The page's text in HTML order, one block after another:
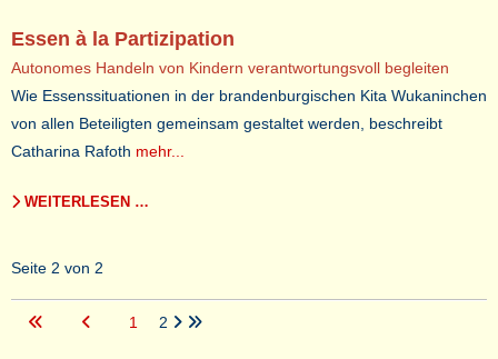
Essen à la Partizipation
Autonomes Handeln von Kindern verantwortungsvoll begleiten
Wie Essenssituationen in der brandenburgischen Kita Wukaninchen
von allen Beteiligten gemeinsam gestaltet werden, beschreibt
Catharina Rafoth mehr...
WEITERLESEN …
Seite 2 von 2
1 2